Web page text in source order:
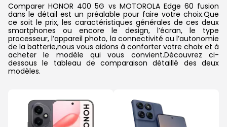
Comparer HONOR 400 5G vs MOTOROLA Edge 60 fusion
dans le détail est un préalable pour faire votre choix.Que
ce soit le prix, les caractéristiques générales de ces deux
smartphones ou encore le design, l’écran, le type
processeur, l’appareil photo, la connectivité ou l’autonomie
de la batterie,nous vous aidons à conforter votre choix et à
acheter le modèle qui vous convient.Découvrez ci-
dessous le tableau de comparaison détaillé des deux
modèles.